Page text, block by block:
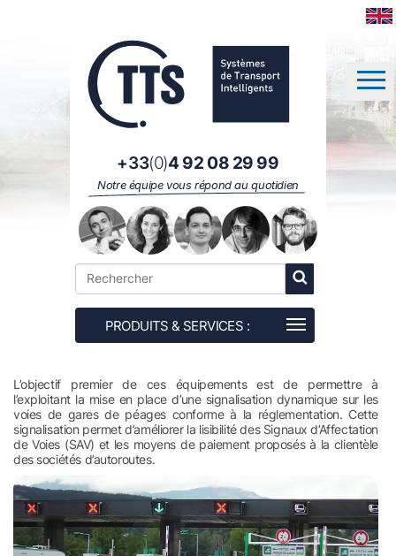
+33(0)4 92 08 29 99
Notre équipe vous répond au quotidien
L’objectif premier de ces équipements est de permettre à
l’exploitant la mise en place d’une signalisation dynamique sur les
voies de gares de péages conforme à la réglementation. Cette
signalisation permet d’améliorer la lisibilité des Signaux d’Affectation
de Voies (SAV) et les moyens de paiement proposés à la clientèle
des sociétés d’autoroutes.